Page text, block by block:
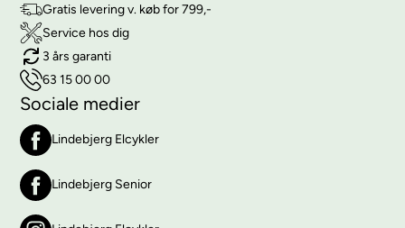
Gratis levering v. køb for 799,-
Service hos dig
3 års garanti
63 15 00 00
Sociale medier
Lindebjerg Elcykler
Lindebjerg Senior